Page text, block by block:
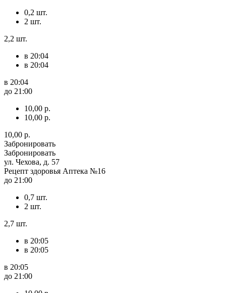
0,2 шт.
2 шт.
2,2 шт.
в 20:04
в 20:04
в 20:04
до 21:00
10,00 р.
10,00 р.
10,00 р.
Забронировать
Забронировать
ул. Чехова, д. 57
Рецепт здоровья Аптека №16
до 21:00
0,7 шт.
2 шт.
2,7 шт.
в 20:05
в 20:05
в 20:05
до 21:00